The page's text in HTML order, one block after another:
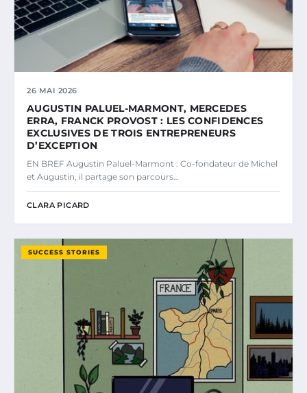
26 MAI 2026
AUGUSTIN PALUEL-MARMONT, MERCEDES
ERRA, FRANCK PROVOST : LES CONFIDENCES
EXCLUSIVES DE TROIS ENTREPRENEURS
D’EXCEPTION
EN BREF Augustin Paluel-Marmont : Co-fondateur de Michel
et Augustin, il partage son parcours…
CLARA PICARD
SUCCESS STORIES